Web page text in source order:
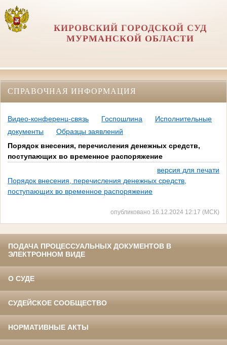
КИРОВСКИЙ ГОРОДСКОЙ СУД
МУРМАНСКОЙ ОБЛАСТИ
СПРАВОЧНАЯ ИНФОРМАЦИЯ
Видео-конференц-связь Госпошлина
Исполнительные
документы
Образцы заявлений
Порядок внесения, перечисления денежных средств,
поступающих во временное распоряжение
версия для печати
Порядок внесения, перечисления денежных средств,
поступающих во временное распоряжение
опубликовано 16.12.2024 12:17 (МСК)
ПОДАЧА ПРОЦЕССУАЛЬНЫХ ДОКУМЕНТОВ В
ЭЛЕКТРОННОМ ВИДЕ
О СУДЕ
СУДЕЙСКОЕ СООБЩЕСТВО
НОРМАТИВНЫЕ АКТЫ